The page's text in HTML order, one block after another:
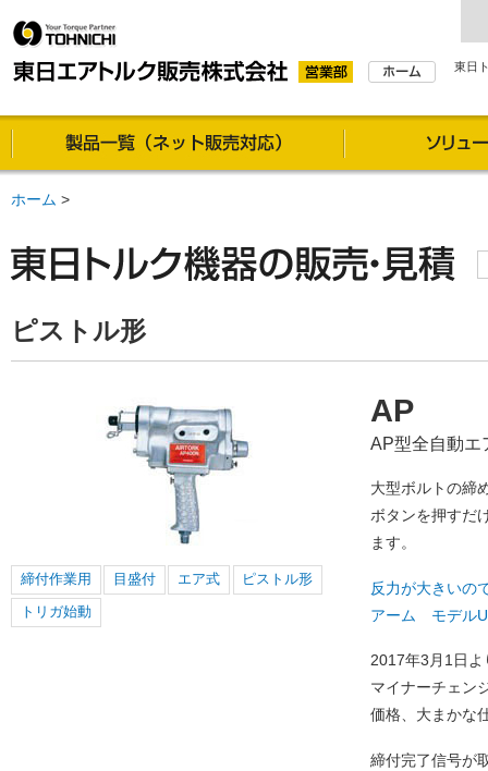
東日
製品一覧（通信販売
ホーム >
ピストル形
締付作業用 目盛付 エア式
ピストル形
トリガ始動
AP
AP型全自動エ
大型ボルトの締
ボタンを押すだ
ます。
反力が大きいの
アーム モデル
2017年3月1日よ
マイナーチェン
価格、大まかな
締付完了信号が